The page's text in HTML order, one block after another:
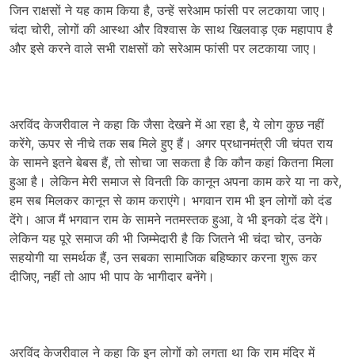
जिन राक्षसों ने यह काम किया है, उन्हें सरेआम फांसी पर लटकाया जाए।
चंदा चोरी, लोगों की आस्था और विश्वास के साथ खिलवाड़ एक महापाप है
और इसे करने वाले सभी राक्षसों को सरेआम फांसी पर लटकाया जाए।
अरविंद केजरीवाल ने कहा कि जैसा देखने में आ रहा है, ये लोग कुछ नहीं
करेंगे, ऊपर से नीचे तक सब मिले हुए हैं। अगर प्रधानमंत्री जी चंपत राय
के सामने इतने बेबस हैं, तो सोचा जा सकता है कि कौन कहां कितना मिला
हुआ है। लेकिन मेरी समाज से विनती कि कानून अपना काम करे या ना करे,
हम सब मिलकर कानून से काम कराएंगे। भगवान राम भी इन लोगों को दंड
देंगे। आज मैं भगवान राम के सामने नतमस्तक हुआ, वे भी इनको दंड देंगे।
लेकिन यह पूरे समाज की भी जिम्मेदारी है कि जितने भी चंदा चोर, उनके
सहयोगी या समर्थक हैं, उन सबका सामाजिक बहिष्कार करना शुरू कर
दीजिए, नहीं तो आप भी पाप के भागीदार बनेंगे।
अरविंद केजरीवाल ने कहा कि इन लोगों को लगता था कि राम मंदिर में